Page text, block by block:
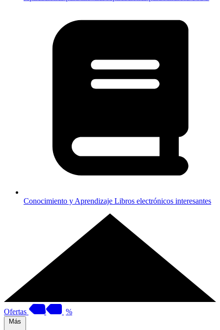
Conocimiento y Aprendizaje Libros electrónicos interesantes
Ofertas %
Más